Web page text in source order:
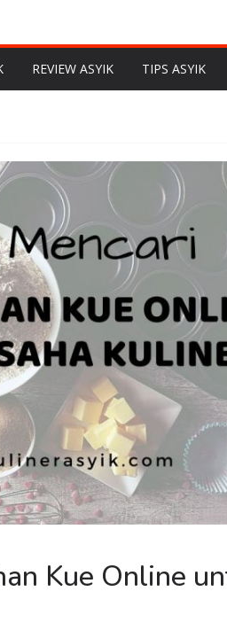
REVIEW ASYIK TIPS ASYIK
Kue Online